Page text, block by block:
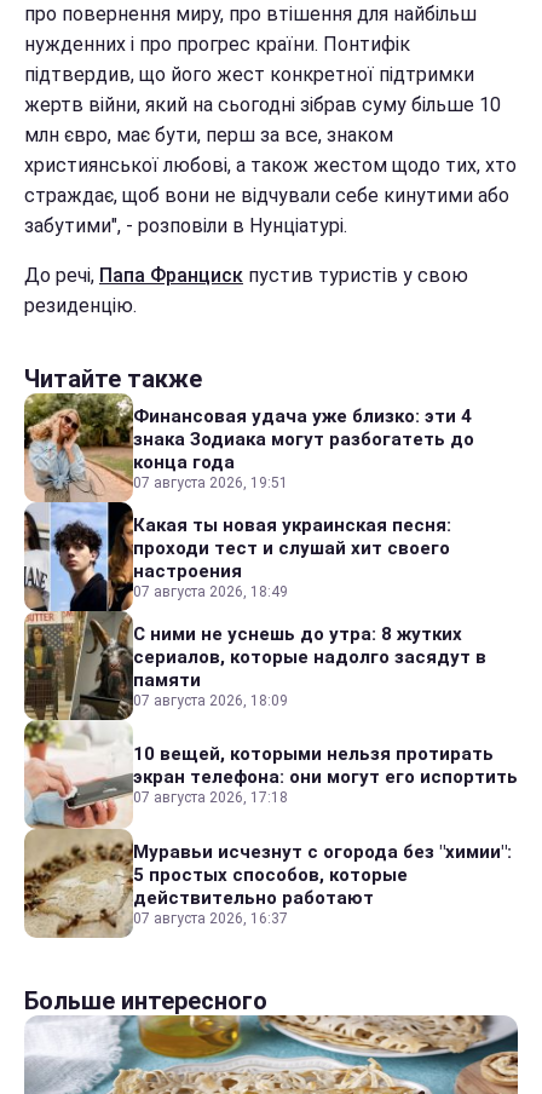
про повернення миру, про втішення для найбільш
нужденних і про прогрес країни. Понтифік
підтвердив, що його жест конкретної підтримки
жертв війни, який на сьогодні зібрав суму більше 10
млн євро, має бути, перш за все, знаком
християнської любові, а також жестом щодо тих, хто
страждає, щоб вони не відчували себе кинутими або
забутими", - розповіли в Нунціатурі.
До речі, Папа Франциск пустив туристів у свою
резиденцію.
Читайте также
Финансовая удача уже близко: эти 4
знака Зодиака могут разбогатеть до
конца года
07 августа 2026, 19:51
Какая ты новая украинская песня:
проходи тест и слушай хит своего
настроения
07 августа 2026, 18:49
С ними не уснешь до утра: 8 жутких
сериалов, которые надолго засядут в
памяти
07 августа 2026, 18:09
10 вещей, которыми нельзя протирать
экран телефона: они могут его испортить
07 августа 2026, 17:18
Муравьи исчезнут с огорода без "химии":
5 простых способов, которые
действительно работают
07 августа 2026, 16:37
Больше интересного